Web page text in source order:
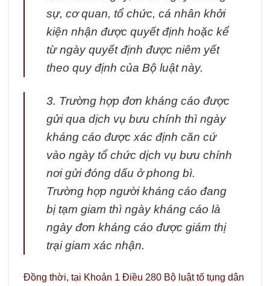
sự, cơ quan, tổ chức, cá nhân khởi
kiện nhận được quyết định hoặc kể
từ ngày quyết định được niêm yết
theo quy định của Bộ luật này.
3. Trường hợp đơn kháng cáo được
gửi qua dịch vụ bưu chính thì ngày
kháng cáo được xác định căn cứ
vào ngày tổ chức dịch vụ bưu chính
nơi gửi đóng dấu ở phong bì.
Trường hợp người kháng cáo đang
bị tạm giam thì ngày kháng cáo là
ngày đơn kháng cáo được giám thị
trại giam xác nhận.
Đồng thời, tại Khoản 1 Điều 280 Bộ luật tố tụng dân